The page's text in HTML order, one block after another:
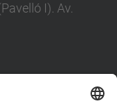
I). Av.